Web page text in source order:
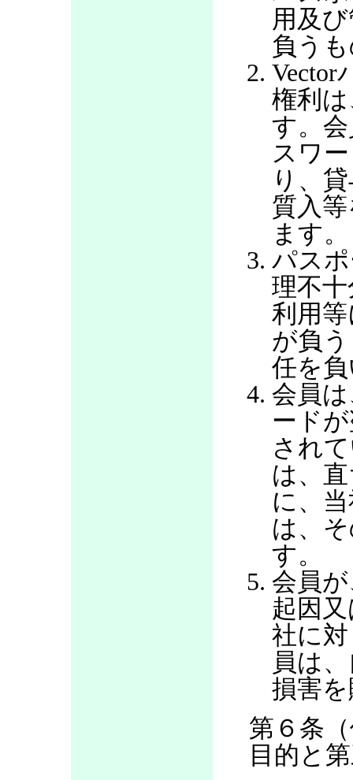
用及
負う
Vector
権利
す。
スワ
り、
質入
ます。
パス
理不
利用
が負
任を
会員
ード
され
は、
に、
は、
す。
会員
起因
社に
員は
損害
第６条
目的と